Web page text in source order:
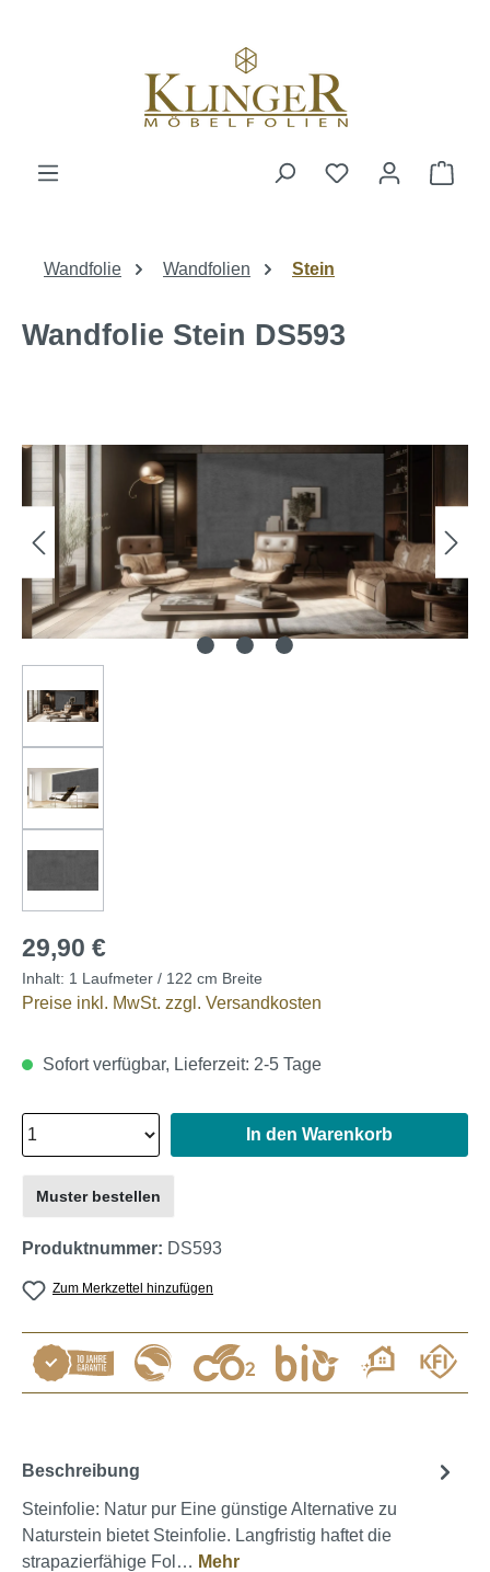
Wandfolie Wandfolien Stein
Wandfolie Stein DS593
29,90 €
Inhalt: 1 Laufmeter / 122 cm Breite
Preise inkl. MwSt. zzgl. Versandkosten
Sofort verfügbar, Lieferzeit: 2-5 Tage
In den Warenkorb
Zum Merkzettel hinzufügen
Muster bestellen
Produktnummer: DS593
Beschreibung
Steinfolie: Natur pur Eine günstige Alternative zu
Naturstein bietet Steinfolie. Langfristig haftet die
strapazierfähige Fol… Mehr